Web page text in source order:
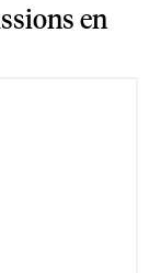
en